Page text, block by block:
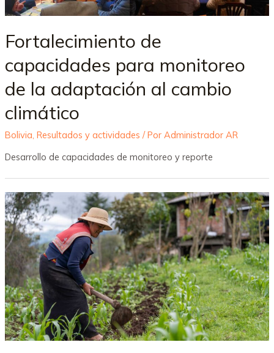
Fortalecimiento de
capacidades para monitoreo
de la adaptación al cambio
climático
Bolivia Resultados y actividades / Por Administrador AR
Desarrollo de capacidades de monitoreo y reporte